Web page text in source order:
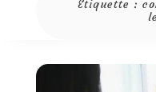
Étiquette :